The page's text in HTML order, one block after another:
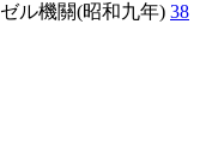
ル機關(昭和九年) 38